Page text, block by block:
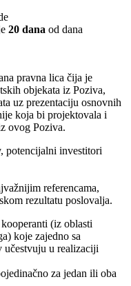
20 dana od dana
pravna lica čija je
objekata iz Poziva,
uz prezentaciju osnovnih
koja bi projektovala i
ovog Poziva.
potencijalni investitori
referencama,
rezultatu poslovalja.
(iz oblasti
koje zajedno sa
u realizaciji
za jedan ili oba